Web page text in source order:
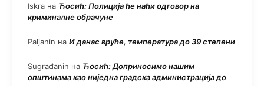
Iskra на Ћосић: Полиција ће наћи одговор на
криминалне обрачуне
Paljanin на И данас вруће, температура до 39 степени
Sugrađanin на Ћосић: Доприносимо нашим
општинама као ниједна градска администрација до